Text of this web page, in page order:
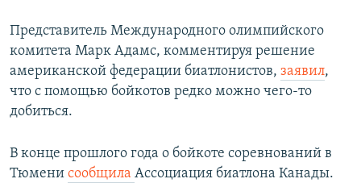
Представитель Международного олимпийского
комитета Марк Адамс, комментируя решение
американской федерации биатлонистов, заявил,
что с помощью бойкотов редко можно чего-то
добиться.
В конце прошлого года о бойкоте соревнований в
Тюмени сообщила Ассоциация биатлона Канады.